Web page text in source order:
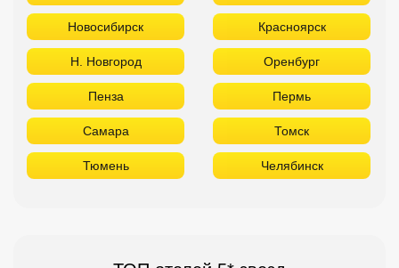
Новосибирск Красноярск
Н. Новгород Оренбург
Пенза Пермь
Самара Томск
Тюмень Челябинск